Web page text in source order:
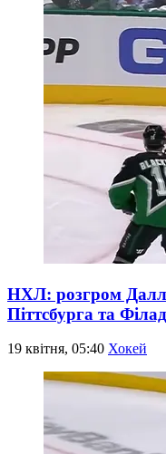
НХЛ: розгром
Піттсбурга та
19 квітня, 05:40 Хокей